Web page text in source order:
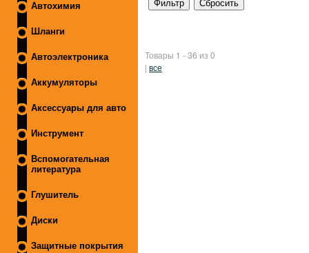
Автохимия
Шланги
Автоэлектроника
Аккумуляторы
Аксессуары для авто
Инструмент
Вспомогательная
литература
Глушитель
Диски
Защитные покрытия
Товары 1 - 36 из 0
| все